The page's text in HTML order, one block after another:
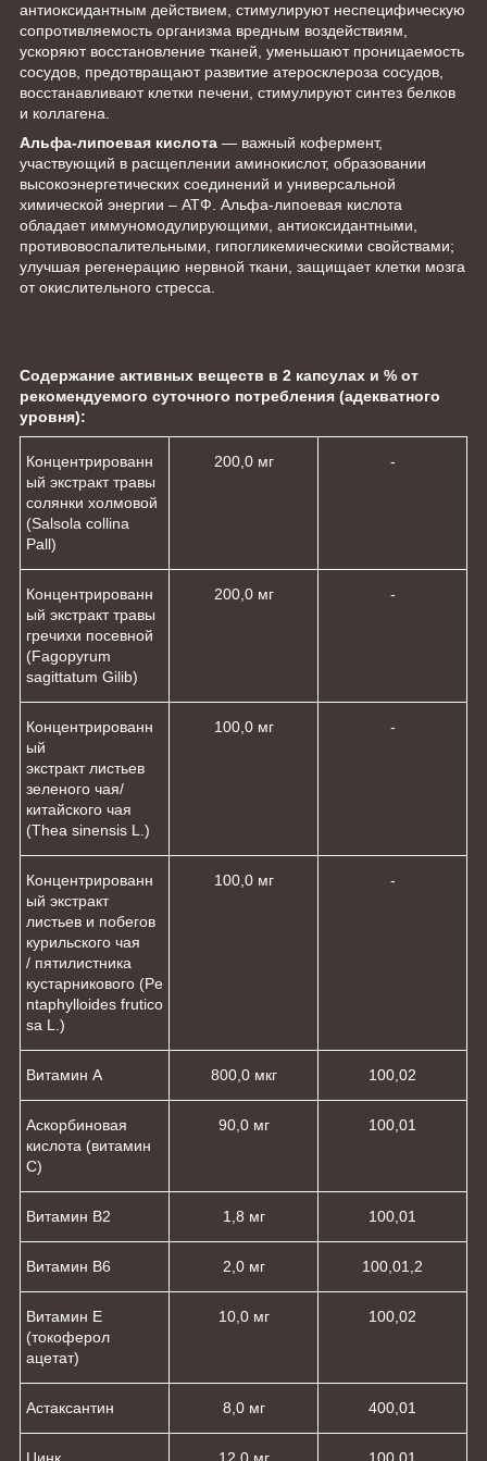
антиоксидантным действием, стимулируют неспецифическую
сопротивляемость организма вредным воздействиям,
ускоряют восстановление тканей, уменьшают проницаемость
сосудов, предотвращают развитие атеросклероза сосудов,
восстанавливают клетки печени, стимулируют синтез белков
и коллагена.
Альфа-липоевая кислота — важный кофермент,
участвующий в расщеплении аминокислот, образовании
высокоэнергетических соединений и универсальной
химической энергии – АТФ. Альфа-липоевая кислота
обладает иммуномодулирующими, антиоксидантными,
противовоспалительными, гипогликемическими свойствами;
улучшая регенерацию нервной ткани, защищает клетки мозга
от окислительного стресса.
Содержание активных веществ в 2 капсулах и % от
рекомендуемого суточного потребления (адекватного
уровня):
Концентрированн
ый экстракт травы
солянки холмовой
(Salsola collina
Pall)
200,0 мг -
Концентрированн
ый экстракт травы
гречихи посевной
(Fagopyrum
sagittatum Gilib)
200,0 мг -
Концентрированн
ый
экстракт листьев
зеленого чая/
китайского чая
(Thea sinensis L.)
100,0 мг -
Концентрированн
ый экстракт
листьев и побегов
курильского чая
/ пятилистника
кустарникового (Pe
ntaphylloides frutico
sa L.)
100,0 мг -
Витамин А 800,0 мкг 100,02
Аскорбиновая
кислота (витамин
С)
90,0 мг 100,01
Витамин В2 1,8 мг 100,01
Витамин В6 2,0 мг 100,01,2
Витамин Е
(токоферол
ацетат)
10,0 мг 100,02
Астаксантин 8,0 мг 400,01